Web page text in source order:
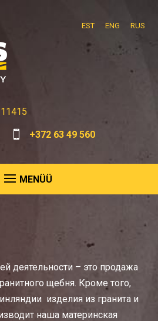
EST ENG RUS
 +372 63 49 560
деятельности – это продажа
щебня. Кроме того,
изделия из гранита и
наша материнская